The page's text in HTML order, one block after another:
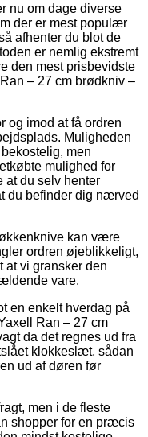
nu om dage diverse
der er mest populær
afhenter du blot de
er nemlig ekstremt
den mest prisbevidste
– 27 cm brødkniv –
og imod at få ordren
Muligheden
men
mulighed for
at du selv henter
du befinder dig nærved
kan være
ordren øjeblikkeligt,
vi gransker den
vare.
en enkelt hverdag på
Ran – 27 cm
da det regnes ud fra
klokkeslæt, sådan
ud af døren før
men i de fleste
shopper for en præcis